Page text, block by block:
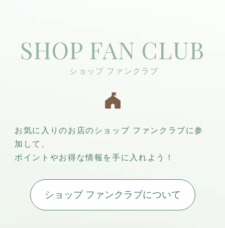
SHOP FAN CLUB
お気に入りのお店のショップ ファンクラブに参
加して、
ポイントやお得な情報を手に入れよう！
ショップ ファンクラブについて